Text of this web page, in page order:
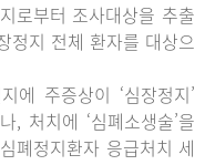
로부터 조사대상을 추출
정지 전체 환자를 대상으
에 주증상이 ‘심장정지’
, 처치에 ‘심폐소생술’을
폐정지환자 응급처치 세